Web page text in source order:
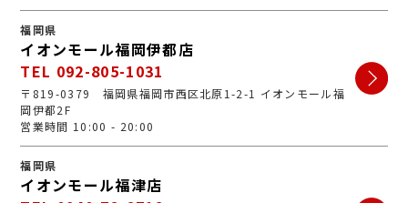
福岡県
イオンモール福岡伊都店
TEL 092-805-1031
〒819-0379 福岡県福岡市西区北原1-2-1 イオンモール福
岡伊都2F
営業時間 10:00 - 20:00
福岡県
イオンモール福津店